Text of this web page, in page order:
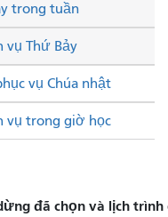
vụ Thứ Bảy
vụ Chúa nhật
trong tuần
vụ trong giờ học
đã chọn và lịch